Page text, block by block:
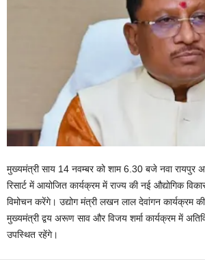
मुख्यमंत्री साय 14 नवम्बर को शाम 6.30 बजे नवा
रिसार्ट में आयोजित कार्यक्रम में राज्य की नई औद्योगिक
विमोचन करेंगे। उद्योग मंत्री लखन लाल देवांगन कार्यक्रम
मुख्यमंत्री द्वय अरूण साव और विजय शर्मा कार्यक्रम में
उपस्थित रहेंगे।